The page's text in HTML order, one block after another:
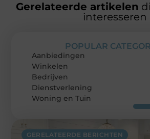
Gerelateerde artikelen
interesseren
GERELATEERDE BERICHTEN
POPULAR
Aanbiedingen
Winkelen
Bedrijven
Dienstverlening
Woning en Tuin